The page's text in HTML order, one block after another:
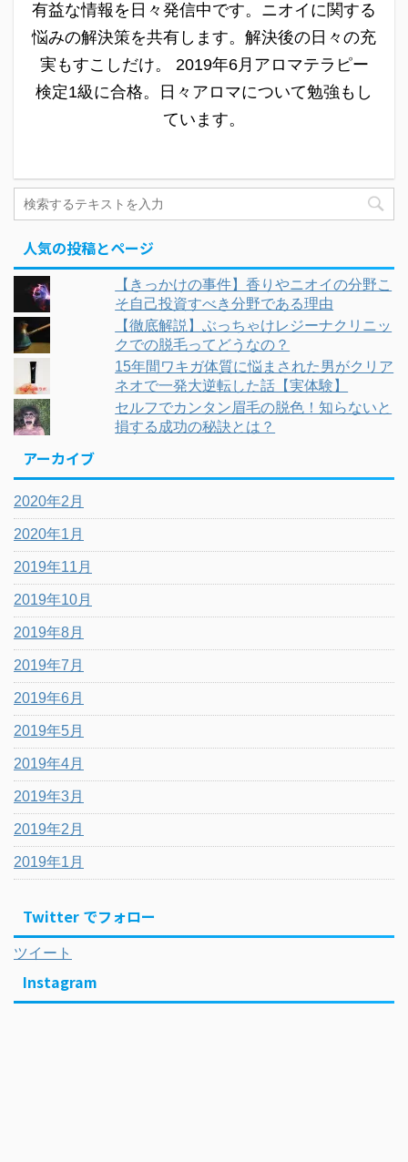
有益な情報を日々発信中です。ニオイに関する
悩みの解決策を共有します。解決後の日々の充
実もすこしだけ。 2019年6月アロマテラピー
検定1級に合格。日々アロマについて勉強もし
ています。
人気の投稿とページ
【きっかけの事件】香りやニオイの分野こ
そ自己投資すべき分野である理由
【徹底解説】ぶっちゃけレジーナクリニッ
クでの脱毛ってどうなの？
15年間ワキガ体質に悩まされた男がクリア
ネオで一発大逆転した話【実体験】
セルフでカンタン眉毛の脱色！知らないと
損する成功の秘訣とは？
アーカイブ
2020年2月
2020年1月
2019年11月
2019年10月
2019年8月
2019年7月
2019年6月
2019年5月
2019年4月
2019年3月
2019年2月
2019年1月
Twitter でフォロー
ツイート
Instagram